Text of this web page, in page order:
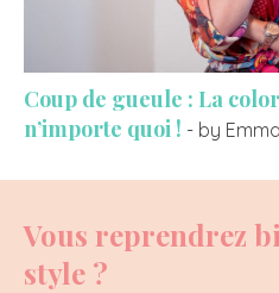
Coup de gueule : La
n’importe quoi ! - by Emma
Vous reprendrez
style ?